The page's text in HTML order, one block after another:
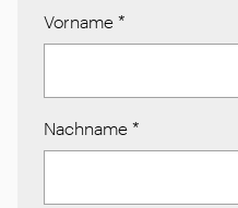
Vorname *
Nachname *